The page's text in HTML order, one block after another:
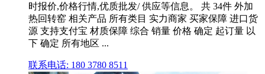
时报价,价格行情,优质批发/ 供应等信息。 共 34件 外加
热回转窑 相关产品 所有类目 实力商家 买家保障 进口货
源 支持支付宝 材质保障 综合 销量 价格 确定 起订量 以
下 确定 所有地区 ...
联系电话: 180 3780 8511